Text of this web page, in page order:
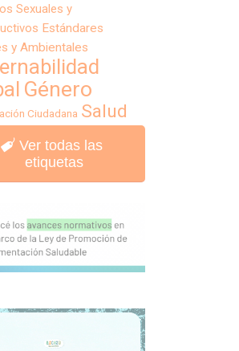
Sexuales y
Estándares
y Ambientales
Género
Ciudadana Salud
Ver todas las
etiquetas